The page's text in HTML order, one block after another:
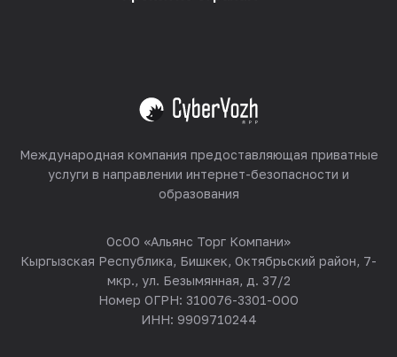
Реселлинг
Смотреть все
Международная компания предоставляющая приватные
услуги в направлении интернет-безопасности и
образования
ОсОО «Альянс Торг Компани»
Кыргызская Республика, Бишкек, Октябрьский район, 7-
мкр., ул. Безымянная, д. 37/2
Номер ОГРН: 310076-3301-ООО
ИНН: 9909710244